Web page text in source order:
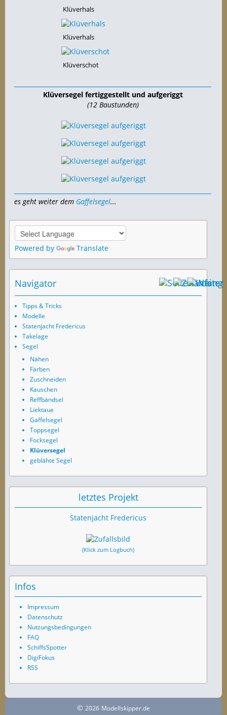
Klüverhals
Klüverhals
Klüverschot
Klüversegel fertiggestellt und aufgeriggt
(12 Baustunden)
es geht weiter dem Gaffelsegel...
Powered by Translate
Navigator
Tipps & Tricks
Modelle
Statenjacht Fredericus
Takelage
Segel
Nähen
Färben
Zuschneiden
Kauschen
Reffbändsel
Liektaue
Gaffelsegel
Toppsegel
Focksegel
Klüversegel
geblähte Segel
letztes Projekt
Statenjacht Fredericus
(Klick zum Logbuch)
Infos
Impressum
Datenschutz
Nutzungsbedingungen
FAQ
SchiffsSpotter
DigiFokus
RSS
© 2026 Modellskipper.de